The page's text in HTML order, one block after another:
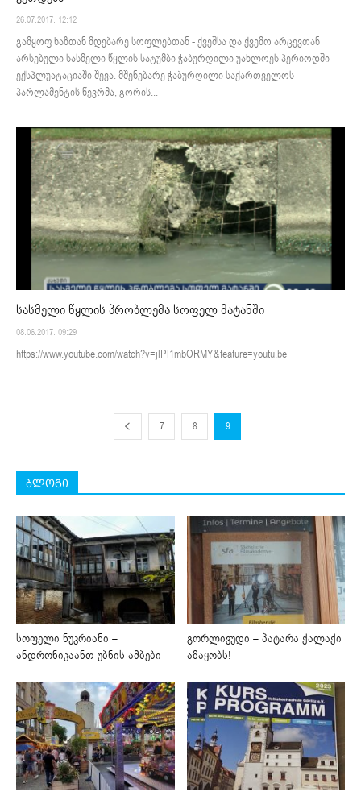
26.07.2017. 12:12
გამყოფ ხაზთან მდებარე სოფლებთან - ქვეშსა და ქვემო არცევთან
არსებული სასმელი წყლის სატუმბი ჭაბურღილი უახლოეს პერიოდში
ექსპლუატაციაში შევა. მშენებარე ჭაბურღილი საქართველოს
პარლამენტის წევრმა, გორის...
სასმელი წყლის პრობლემა სოფელ მატანში
08.06.2017. 09:29
https://www.youtube.com/watch?v=jlPl1mbORMY&feature=youtu.be
7 8 9
ბლოგი
სოფელი ნუკრიანი –
ანდრონიკაანთ უბნის ამბები
გორლივუდი – პატარა ქალაქი
ამაყობს!